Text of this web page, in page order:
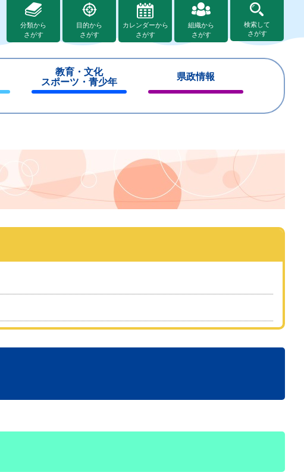
分類から
さがす
目的から
さがす
カレンダーから
さがす
組織から
さがす
検索して
さがす
教育・文化
スポーツ・青少年
じ
県政情報
じ